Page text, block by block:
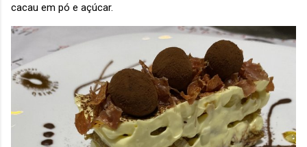
cacau em pó e açúcar.